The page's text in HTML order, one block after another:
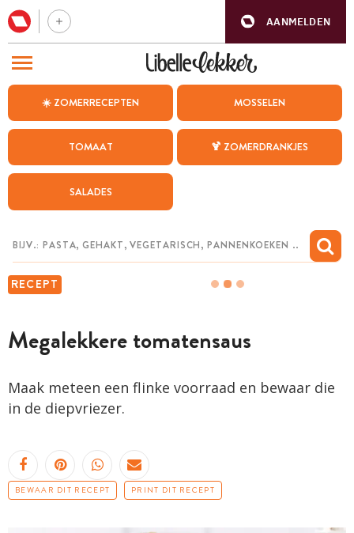
AANMELDEN
☀️ ZOMERRECEPTEN MOSSELEN
TOMAAT 🍹 ZOMERDRANKJES
SALADES
RECEPT
Megalekkere tomatensaus
Maak meteen een flinke voorraad en bewaar die
in de diepvriezer.
BEWAAR DIT RECEPT PRINT DIT RECEPT
BEZOEK ONZE ANDERE WEBSITES
WEEKMENU
CHAT MET MAIA
MIJN BEWAARDE RECEPTEN